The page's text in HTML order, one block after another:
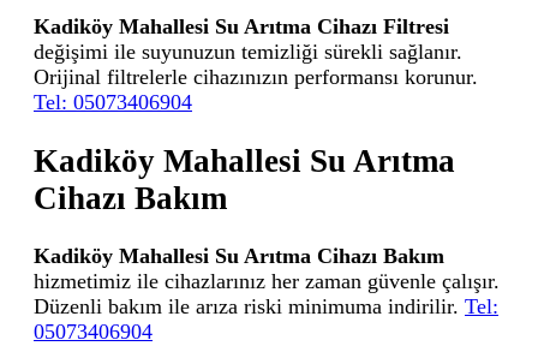
Kadiköy Mahallesi Su Arıtma Cihazı Filtresi
değişimi ile suyunuzun temizliği sürekli sağlanır.
Orijinal filtrelerle cihazınızın performansı korunur.
Tel: 05073406904
Kadiköy Mahallesi Su Arıtma
Cihazı Bakım
Kadiköy Mahallesi Su Arıtma Cihazı Bakım
hizmetimiz ile cihazlarınız her zaman güvenle çalışır.
Düzenli bakım ile arıza riski minimuma indirilir. Tel:
05073406904